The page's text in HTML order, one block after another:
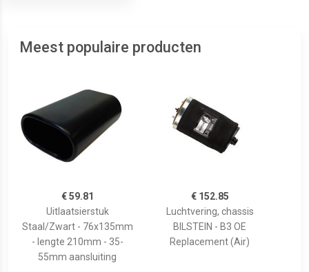
Meest populaire producten
€ 59.81
Uitlaatsierstuk
Staal/Zwart - 76x135mm
- lengte 210mm - 35-
55mm aansluiting
€ 152.85
Luchtvering, chassis
BILSTEIN - B3 OE
Replacement (Air)